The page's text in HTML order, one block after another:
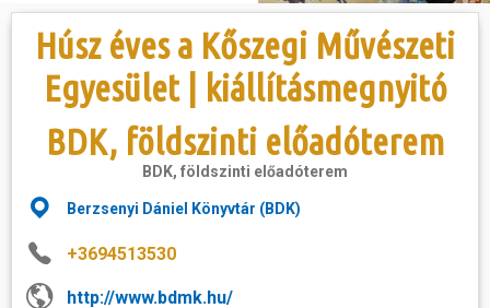
Húsz éves a Kőszegi Művészeti
Egyesület | kiállításmegnyitó
BDK, földszinti előadóterem
BDK, földszinti előadóterem
Berzsenyi Dániel Könyvtár (BDK)
+3694513530
http://www.bdmk.hu/